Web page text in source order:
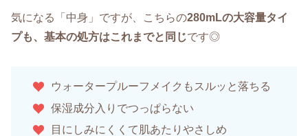
気になる「中身」ですが、こちらの280mLの大容量タイ
プも、基本の処方はこれまでと同じです◎
ウォータープルーフメイクもスルッと落ちる
保湿成分入りでつっぱらない
目にしみにくくて肌あたりやさしめ